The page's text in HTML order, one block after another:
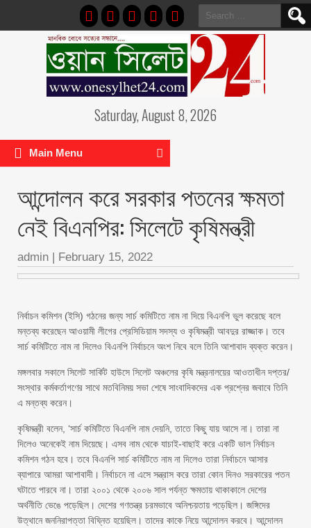
Search
for:
Saturday, August 8, 2026
Main Menu
আন্দোলন করে সরকার পতনের ক্ষমতা
নেই বিএনপির: সিলেটে কৃষিমন্ত্রী
admin | February 15, 2022
নির্বাচন কমিশন (ইসি) গঠনের জন্য সার্চ কমিটিতে নাম না দিয়ে বিএনপি ভুল করেছে বলে
মন্তব্য করেছেন আওয়ামী লীগের প্রেসিডিয়াম সদস্য ও কৃষিমন্ত্রী আবদুর রাজ্জাক। তবে
সার্চ কমিটিতে নাম না দিলেও বিএনপি নির্বাচনে অংশ নিবে বলে তিনি আশাবাদ ব্যক্ত করেন।
মঙ্গলবার সকালে সিলেট সার্কিট হাউসে সিলেট অঞ্চলের কৃষি মন্ত্রনালয়ের আওতাধীন দপ্তর/
সংস্থার কর্মকর্তাগণের সাথে মতবিনিময় সভা শেষে সাংবাদিকদের এক প্রশ্নের জবাবে তিনি
এ মন্তব্য করেন।
কৃষিমন্ত্রী বলেন, ‘সার্চ কমিটিতে বিএনপি নাম দেয়নি, তাতে কিছু যায় আসে না। তারা না
দিলেও অনেকেই নাম দিয়েছে। এসব নাম থেকে যাচাই-বাছাই করে একটি ভাল নির্বাচন
কমিশন গঠন হবে। তবে বিএনপি সার্চ কমিটিতে নাম না দিলেও তারা নির্বাচনে আসার
ব্যাপারে আমরা আশাবাদী। নির্বাচনে না এসে সন্ত্রাস করে তারা কোন দিনও সরকারের পতন
ঘটাতে পারবে না। তারা ২০০১ থেকে ২০০৬ সাল পর্যন্ত ক্ষমতায় থাকাকালে দেশের
অর্থনীতি ভেঙে পড়েছিল। দেশের গণতন্ত্র চরমভাবে অনিশ্চয়তায় পড়েছিল। জঙ্গিদের
উত্থানে জননিরাপত্তা বিঘ্নিত হয়েছিল। তাদের কাকে নিয়ে আন্দোলন করবে। আন্দোলন